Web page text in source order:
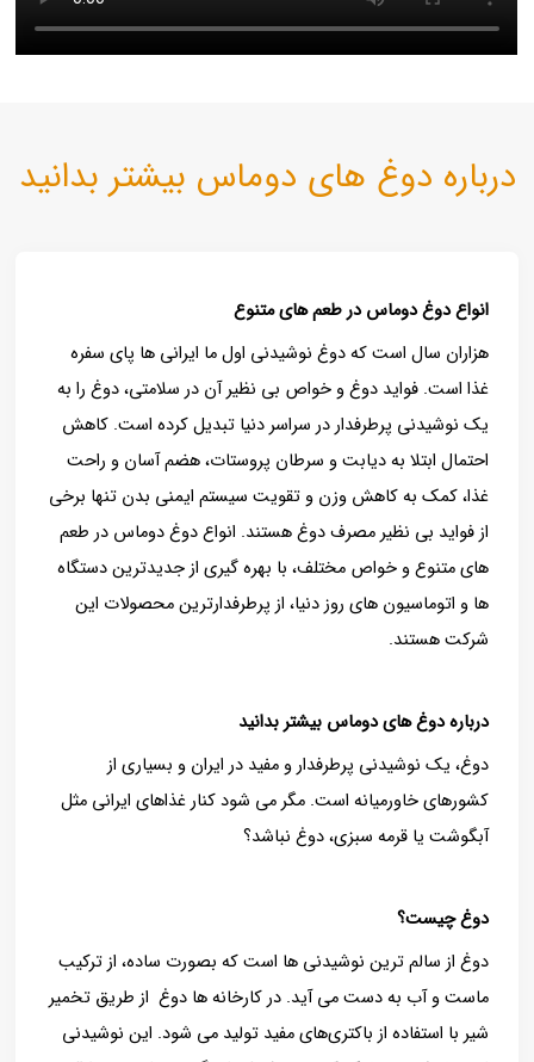
درباره دوغ های دوماس بیشتر بدانید
انواع دوغ دوماس در طعم های متنوع
هزاران سال است که دوغ نوشیدنی اول ما ایرانی ها پای سفره
غذا است. فواید دوغ و خواص بی نظیر آن در سلامتی، دوغ را به
یک نوشیدنی پرطرفدار در سراسر دنیا تبدیل کرده است. کاهش
احتمال ابتلا به دیابت و سرطان پروستات، هضم آسان و راحت
غذا، کمک به کاهش وزن و تقویت سیستم ایمنی بدن تنها برخی
از فواید بی نظیر مصرف دوغ هستند. انواع دوغ دوماس در طعم
های متنوع و خواص مختلف، با بهره گیری از جدیدترین دستگاه
ها و اتوماسیون های روز دنیا، از پرطرفدارترین محصولات این
شرکت هستند.
درباره دوغ های دوماس بیشتر بدانید
دوغ، یک نوشیدنی پرطرفدار و مفید در ایران و بسیاری از
کشورهای خاورمیانه است. مگر می شود کنار غذاهای ایرانی مثل
آبگوشت یا قرمه سبزی، دوغ نباشد؟
دوغ چیست؟
دوغ از سالم ترین نوشیدنی ‌ها است که بصورت ساده، از ترکیب
ماست و آب به دست می آید. در کارخانه ها دوغ از طریق تخمیر
شیر با استفاده از باکتری‌های مفید تولید می شود. این نوشیدنی